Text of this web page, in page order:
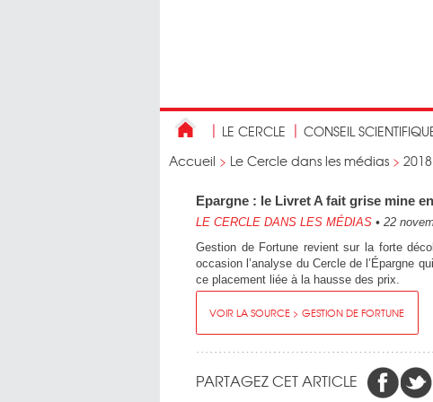
LE CERCLE CONSEIL
Accueil > Le Cercle dans les médias > 2018
Epargne : le Livret A fait grise mine
LE CERCLE DANS LES MÉDIAS • 22
Gestion de Fortune revient sur la forte
occasion l’analyse du Cercle de l’Épargne
ce placement liée à la hausse des prix.
VOIR LA SOURCE > GESTION DE FORTUNE
PARTAGEZ CET ARTICLE